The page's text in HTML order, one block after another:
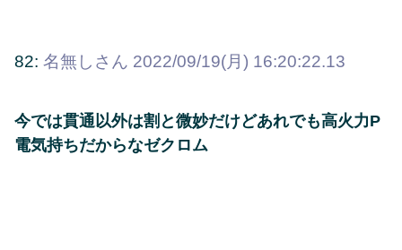
82: 名無しさん 2022/09/19(月) 16:20:22.13
今では貫通以外は割と微妙だけどあれでも高火力P
電気持ちだからなゼクロム